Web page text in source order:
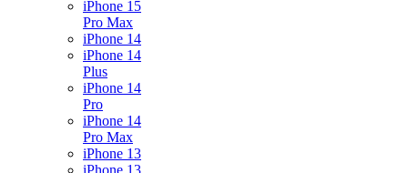
iPhone 15
Pro Max
iPhone 14
iPhone 14
Plus
iPhone 14
Pro
iPhone 14
Pro Max
iPhone 13
iPhone 13